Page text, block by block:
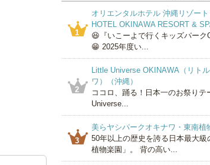
1
オリエンタルホテル 沖縄リゾー
HOTEL OKINAWA RESORT &
😆『いこーよで行くキッズパーク
😁 2025年度い...
2
Little Universe OKINAWA（リト
ワ）（沖縄）
ココロ、踊る！日本一のお祭りテ
Universe...
3
美らヤシパークオキナワ・東南植
50年以上の歴史を誇る日本最大級
植物楽園」。 背の高い...